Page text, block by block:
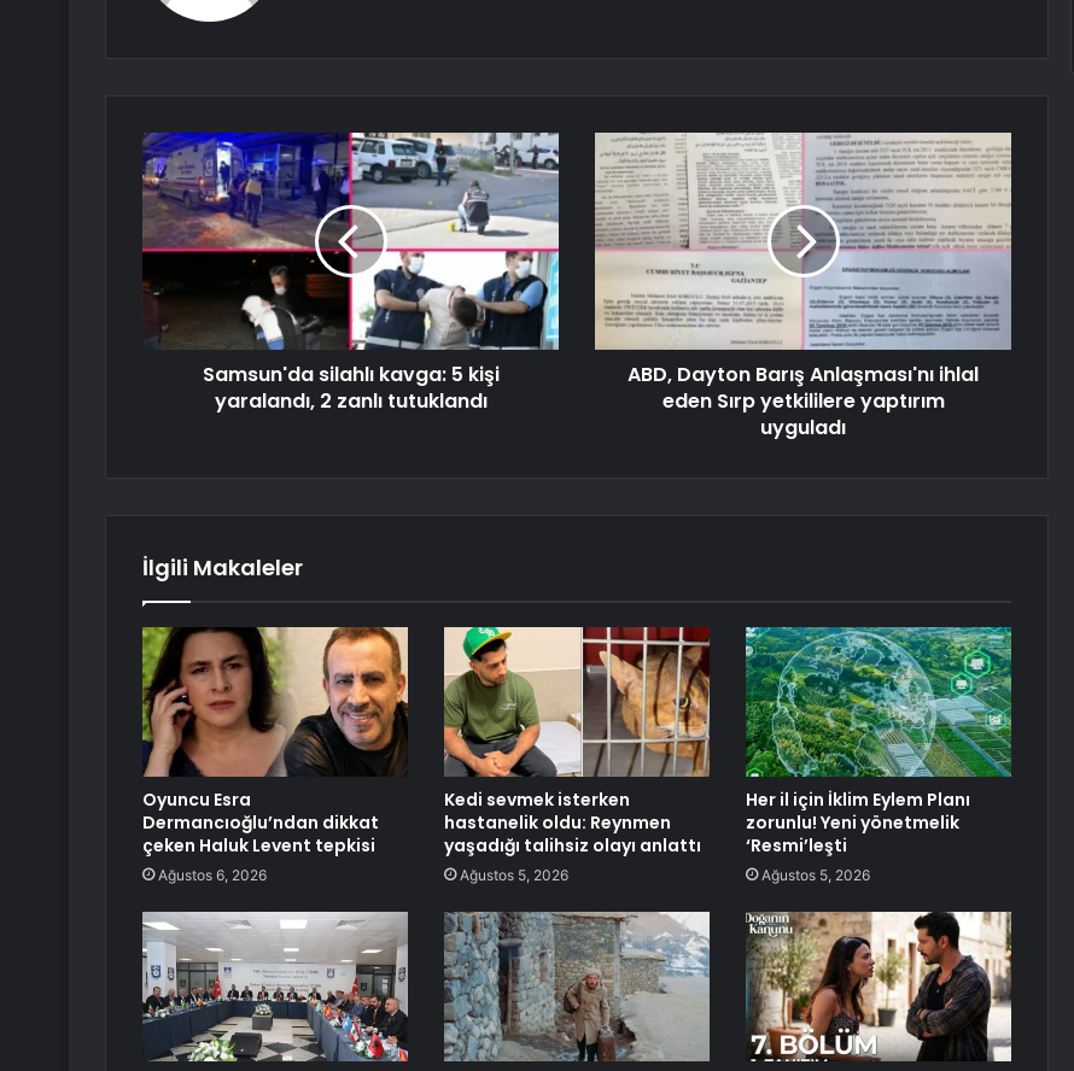
Samsun'da silahlı kavga: 5 kişi
yaralandı, 2 zanlı tutuklandı
ABD, Dayton Barış Anlaşması'nı ihlal
eden Sırp yetkililere yaptırım
uyguladı
İlgili Makaleler
Oyuncu Esra
Dermancıoğlu’ndan dikkat
çeken Haluk Levent tepkisi
Ağustos 6, 2026
Kedi sevmek isterken
hastanelik oldu: Reynmen
yaşadığı talihsiz olayı anlattı
Ağustos 5, 2026
Her il için İklim Eylem Planı
zorunlu! Yeni yönetmelik
‘Resmi’leşti
Ağustos 5, 2026